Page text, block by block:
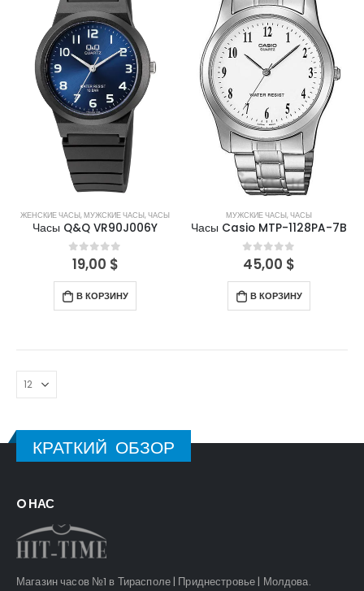
ЖЕНСКИЕ ЧАСЫ,МУЖСКИЕ ЧАСЫ,ЧАСЫ
Часы Q&Q VR90J006Y
0out of 5
19,00 $
В КОРЗИНУ
МУЖСКИЕ ЧАСЫ,ЧАСЫ
Часы Casio MTP-1128PA-7B
0out of 5
45,00 $
В КОРЗИНУ
КРАТКИЙ ОБЗОР
O НАС
Магазин часов №1 в Тирасполе | Приднестровье | Молдова.